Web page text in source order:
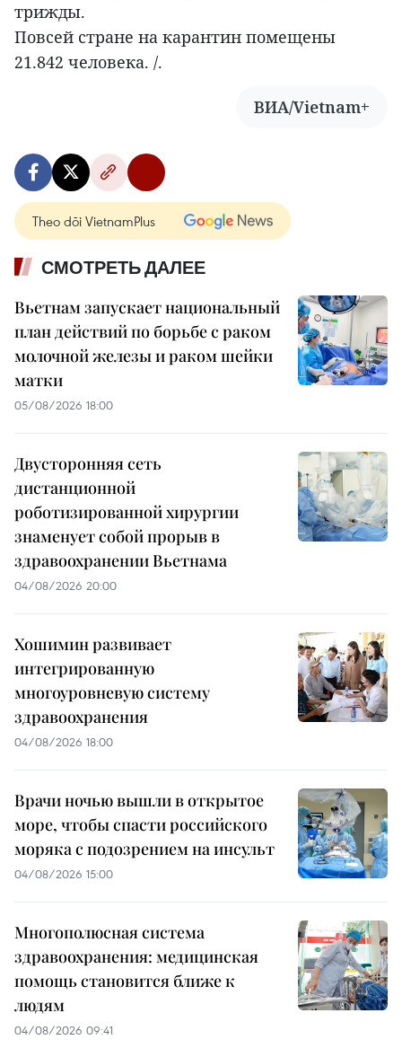
трижды.
Повсей стране на карантин помещены
21.842 человека. /.
ВИА/Vietnam+
Theo dõi VietnamPlus
СМОТРЕТЬ ДАЛЕЕ
Вьетнам запускает национальный
план действий по борьбе с раком
молочной железы и раком шейки
матки
05/08/2026 18:00
Двусторонняя сеть
дистанционной
роботизированной хирургии
знаменует собой прорыв в
здравоохранении Вьетнама
04/08/2026 20:00
Хошимин развивает
интегрированную
многоуровневую систему
здравоохранения
04/08/2026 18:00
Врачи ночью вышли в открытое
море, чтобы спасти российского
моряка с подозрением на инсульт
04/08/2026 15:00
Многополюсная система
здравоохранения: медицинская
помощь становится ближе к
людям
04/08/2026 09:41